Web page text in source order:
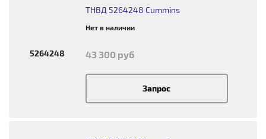
5264248
ТНВД 5264248 Cummins
Нет в наличии
43 300 руб
Запрос